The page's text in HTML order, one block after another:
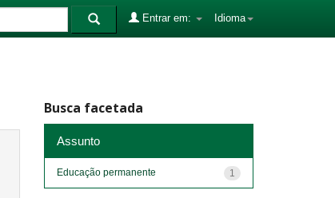
Idioma
Entrar em:
Busca facetada
Assunto
1
Educação permanente